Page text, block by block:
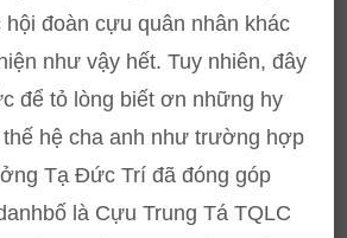
hội đoàn cựu quân nhân khác
như vậy hết. Tuy nhiên, đây
để tỏ lòng biết ơn những hy
hệ cha anh như trường hợp
Tạ Đức Trí đã đóng góp
là Cựu Trung Tá TQLC